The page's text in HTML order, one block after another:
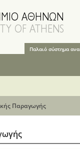
Παλαιό σύστημα
Παραγωγής